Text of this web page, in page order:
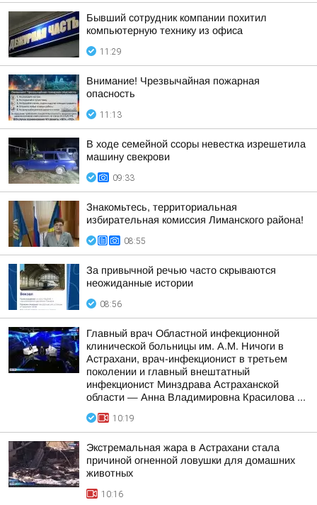
Бывший сотрудник компании похитил
компьютерную технику из офиса
11:29
Внимание! Чрезвычайная пожарная
опасность
11:13
В ходе семейной ссоры невестка изрешетила
машину свекрови
09:33
Знакомьтесь, территориальная
избирательная комиссия Лиманского района!
08:55
За привычной речью часто скрываются
неожиданные истории
08:56
Главный врач Областной инфекционной
клинической больницы им. А.М. Ничоги в
Астрахани, врач-инфекционист в третьем
поколении и главный внештатный
инфекционист Минздрава Астраханской
области — Анна Владимировна Красилова ...
10:19
Экстремальная жара в Астрахани стала
причиной огненной ловушки для домашних
животных
10:16